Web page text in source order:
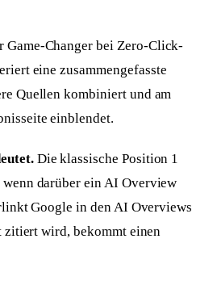
Game-Changer bei Zero-Click-
eine zusammengefasste
Quellen kombiniert und am
einblendet.
Die klassische Position 1
darüber ein AI Overview
Google in den AI Overviews
wird, bekommt einen